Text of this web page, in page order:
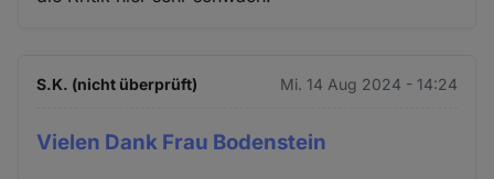
S.K. (nicht überprüft) Mi. 14 Aug 2024 - 14:24
Vielen Dank Frau Bodenstein